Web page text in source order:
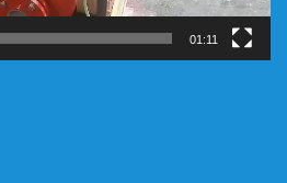
01:11